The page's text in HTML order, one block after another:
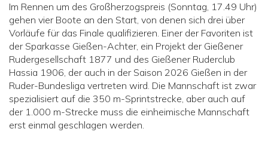
Im Rennen um des Großherzogspreis (Sonntag, 17.49 Uhr)
gehen vier Boote an den Start, von denen sich drei über
Vorläufe für das Finale qualifizieren. Einer der Favoriten ist
der Sparkasse Gießen-Achter, ein Projekt der Gießener
Rudergesellschaft 1877 und des Gießener Ruderclub
Hassia 1906, der auch in der Saison 2026 Gießen in der
Ruder-Bundesliga vertreten wird. Die Mannschaft ist zwar
spezialisiert auf die 350 m-Sprintstrecke, aber auch auf
der 1.000 m-Strecke muss die einheimische Mannschaft
erst einmal geschlagen werden.